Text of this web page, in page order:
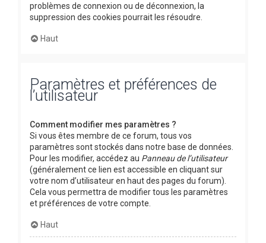
problèmes de connexion ou de déconnexion, la
suppression des cookies pourrait les résoudre.
Haut
Paramètres et préférences de
l’utilisateur
Comment modifier mes paramètres ?
Si vous êtes membre de ce forum, tous vos
paramètres sont stockés dans notre base de données.
Pour les modifier, accédez au Panneau de l’utilisateur
(généralement ce lien est accessible en cliquant sur
votre nom d’utilisateur en haut des pages du forum).
Cela vous permettra de modifier tous les paramètres
et préférences de votre compte.
Haut